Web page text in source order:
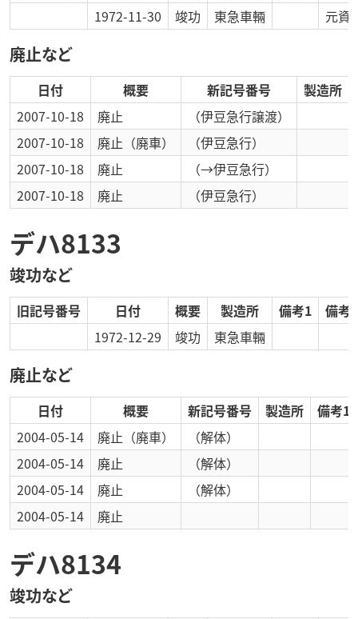
1972-11-30
竣功 東急車輛 元資
廃止など
日付 概要 新記号番号 製造所
2007-10-18
廃止
（伊豆急行譲渡）
2007-10-18
廃止 （廃車）
（伊豆急行）
2007-10-18
廃止
（→伊豆急行）
2007-10-18
廃止 （伊豆急行）
デハ8133
竣功など
旧記号番号 日付 概要 製造所 備考1
備考2
1972-12-29
竣功 東急車輛
廃止など
日付 概要 新記号番号 製造所
備考1
2004-05-14
廃止 （廃車）
（解体）
2004-05-14
廃止
（解体）
2004-05-14
廃止
（解体）
2004-05-14
廃止
デハ8134
竣功など